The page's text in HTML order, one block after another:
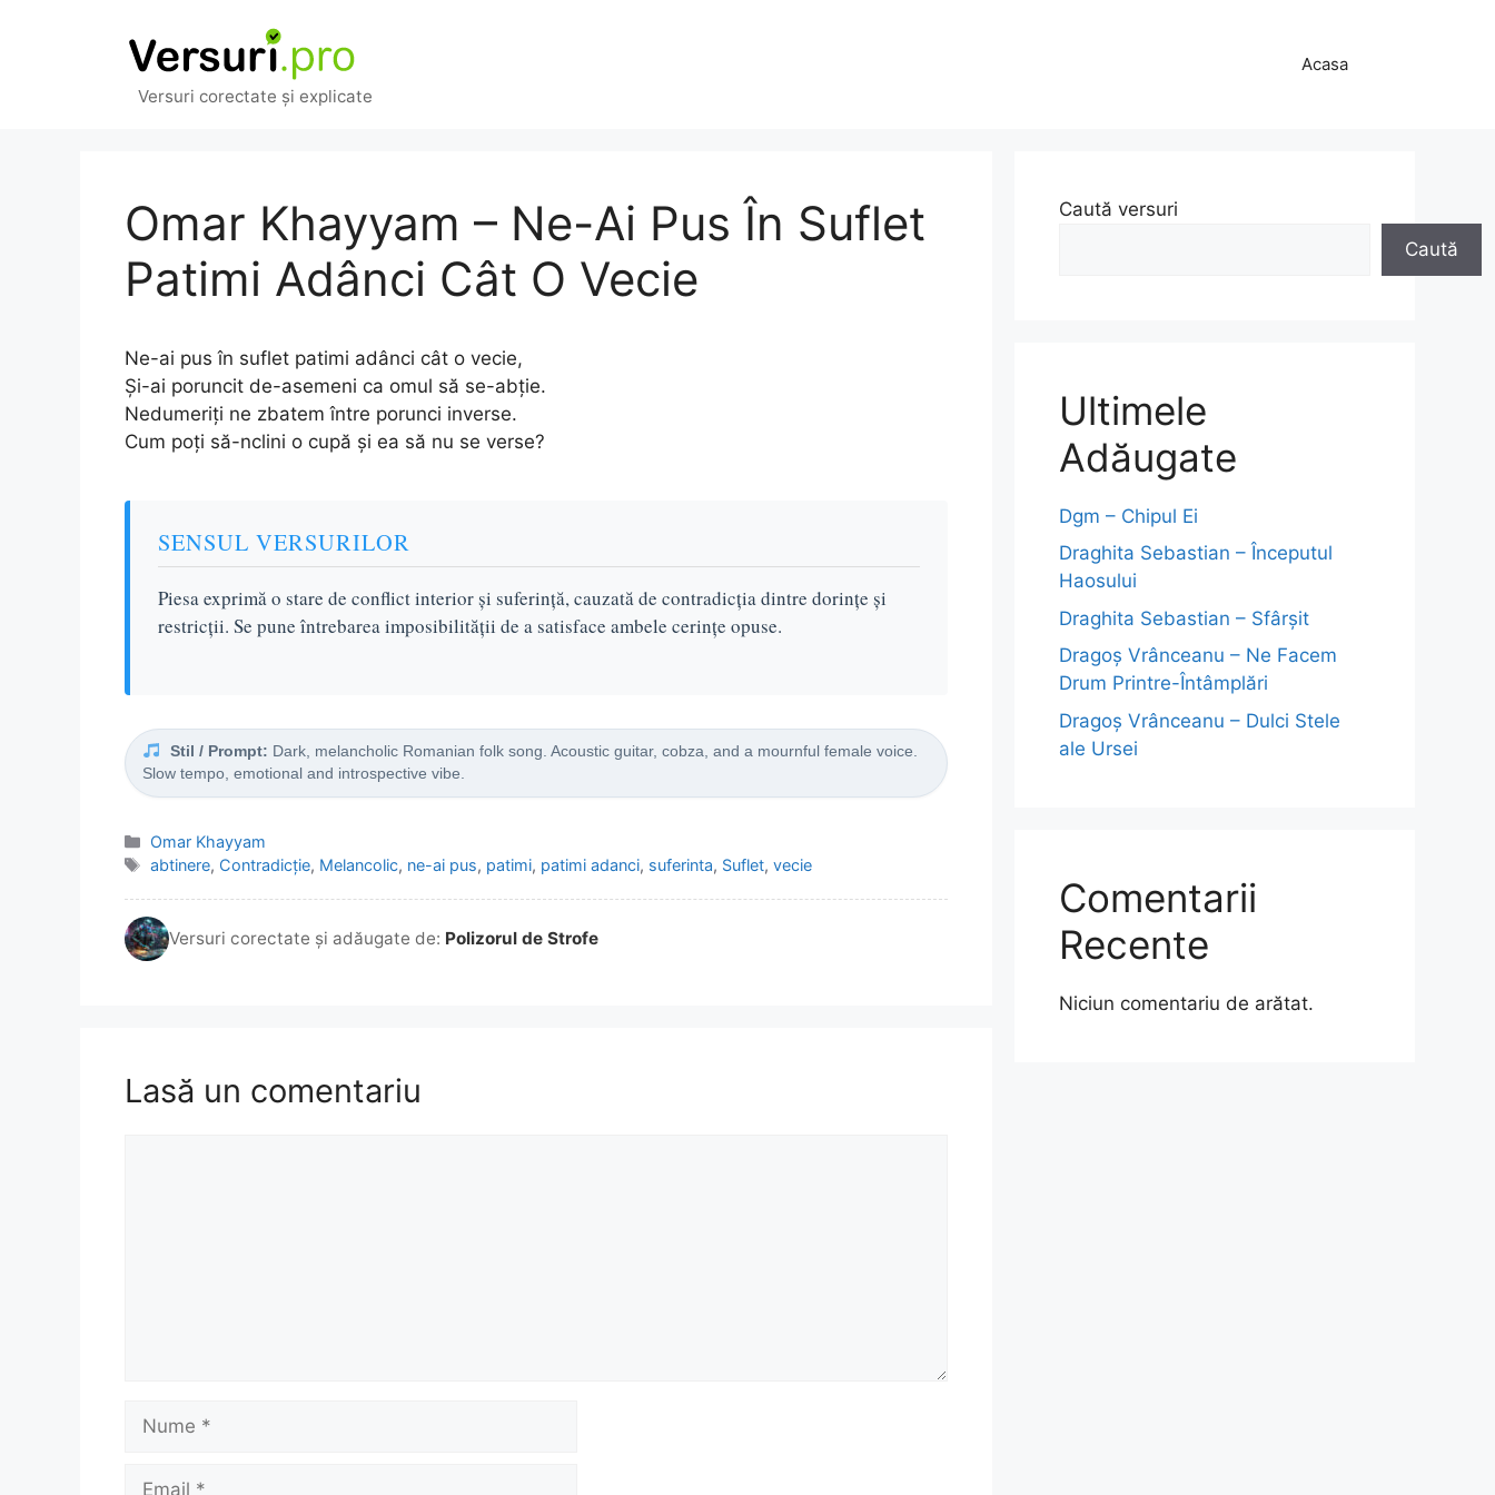
Versuri corectate și explicate
Acasa
Omar Khayyam – Ne-Ai Pus În Suflet
Patimi Adânci Cât O Vecie
Ne-ai pus în suflet patimi adânci cât o vecie,
Și-ai poruncit de-asemeni ca omul să se-abție.
Nedumeriți ne zbatem între porunci inverse.
Cum poți să-nclini o cupă și ea să nu se verse?
SENSUL VERSURILOR
Piesa exprimă o stare de conflict interior și suferință, cauzată de contradicția dintre dorințe și
restricții. Se pune întrebarea imposibilității de a satisface ambele cerințe opuse.
Stil / Prompt: Dark, melancholic Romanian folk song. Acoustic guitar, cobza, and a mournful female voice.
Slow tempo, emotional and introspective vibe.
Categorii
Omar Khayyam
Etichete
abtinere, Contradicție, Melancolic, ne-ai pus, patimi, patimi adanci, suferinta, Suflet,vecie
Versuri corectate și adăugate de: Polizorul de Strofe
Lasă un comentariu
Caută versuri
Caută
Ultimele
Adăugate
Dgm – Chipul Ei
Draghita Sebastian – Începutul
Haosului
Draghita Sebastian – Sfârșit
Dragoş Vrânceanu – Ne Facem
Drum Printre-Întâmplări
Dragoş Vrânceanu – Dulci Stele
ale Ursei
Comentarii
Recente
Niciun comentariu de arătat.